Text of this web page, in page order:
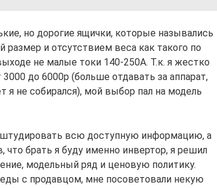
но дорогие ящички, которые назывались
и отсутствием веса как такого по
не малые токи 140-250А. Т.к. я жестко
до 6000р (больше отдавать за аппарат,
я не собирался), мой выбор пал на модель
всю доступную информацию, а
брать я буду именно инвертор, я решил
модельный ряд и ценовую политику.
с продавцом, мне посоветовали некую